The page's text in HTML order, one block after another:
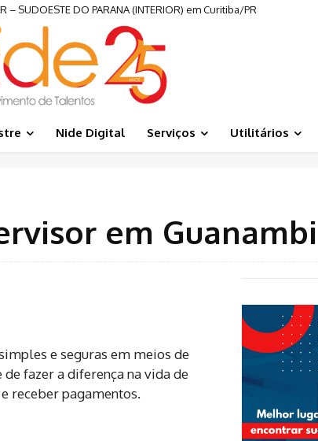
– SUDOESTE DO PARANA (INTERIOR) em Curitiba/PR
Nide Digital Serviços Utilitários
em Guanambi
e seguras em meios de
fazer a diferença na vida de
receber pagamentos.